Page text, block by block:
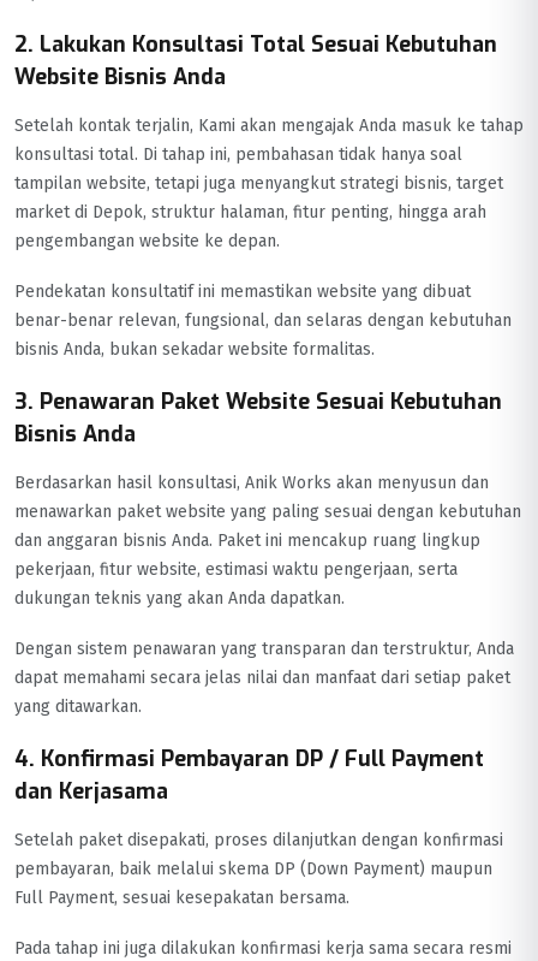
2. Lakukan Konsultasi Total Sesuai Kebutuhan
Website Bisnis Anda
Setelah kontak terjalin, Kami akan mengajak Anda masuk ke tahap
konsultasi total. Di tahap ini, pembahasan tidak hanya soal
tampilan website, tetapi juga menyangkut strategi bisnis, target
market di Depok, struktur halaman, fitur penting, hingga arah
pengembangan website ke depan.
Pendekatan konsultatif ini memastikan website yang dibuat
benar-benar relevan, fungsional, dan selaras dengan kebutuhan
bisnis Anda, bukan sekadar website formalitas.
3. Penawaran Paket Website Sesuai Kebutuhan
Bisnis Anda
Berdasarkan hasil konsultasi, Anik Works akan menyusun dan
menawarkan paket website yang paling sesuai dengan kebutuhan
dan anggaran bisnis Anda. Paket ini mencakup ruang lingkup
pekerjaan, fitur website, estimasi waktu pengerjaan, serta
dukungan teknis yang akan Anda dapatkan.
Dengan sistem penawaran yang transparan dan terstruktur, Anda
dapat memahami secara jelas nilai dan manfaat dari setiap paket
yang ditawarkan.
4. Konfirmasi Pembayaran DP / Full Payment
dan Kerjasama
Setelah paket disepakati, proses dilanjutkan dengan konfirmasi
pembayaran, baik melalui skema DP (Down Payment) maupun
Full Payment, sesuai kesepakatan bersama.
Pada tahap ini juga dilakukan konfirmasi kerja sama secara resmi